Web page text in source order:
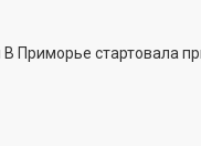
стартовала